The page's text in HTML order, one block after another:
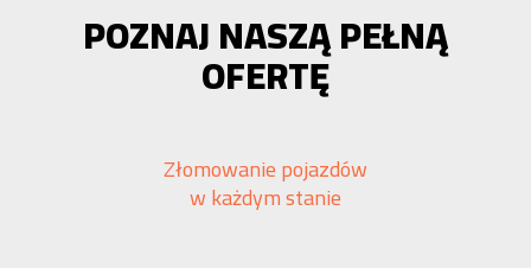
POZNAJ NASZĄ PEŁNĄ
OFERTĘ
Złomowanie pojazdów
w każdym stanie